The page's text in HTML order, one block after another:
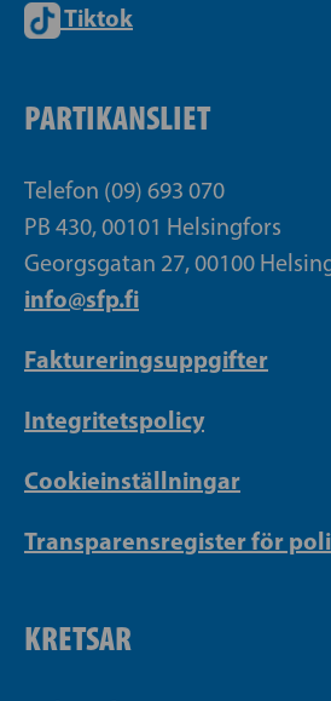
Tiktok
PARTIKANSLIET
Telefon (09) 693 070
PB 430, 00101 Helsingfors
Georgsgatan 27, 00100
info@sfp.fi
Faktureringsuppgifter
Integritetspolicy
Cookieinställningar
Transparensregister för
KRETSAR